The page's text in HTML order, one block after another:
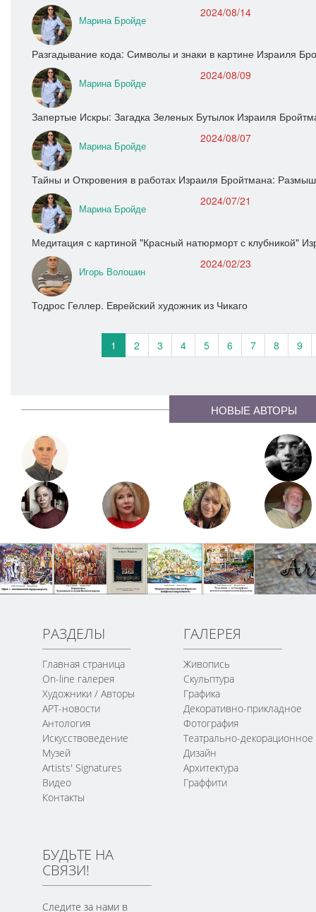
Марина Бройде
2024/08/14
Разгадывание кода: Символы и знаки в картине Израиля
Марина Бройде
2024/08/09
Запертые Искры: Загадка Зеленых Бутылок Израиля
Марина Бройде
2024/08/07
Тайны и Откровения в работах Израиля Бройтмана:
Марина Бройде
2024/07/21
Медитация с картиной "Красный натюрморт с клубникой"
Игорь Волошин
2024/02/23
Тодрос Геллер. Еврейский художник из Чикаго
1 2 3 4 5 6 7 8 9
НОВЫЕ АВТОРЫ
РАЗДЕЛЫ
Главная страница
On-line галерея
Художники / Авторы
АРТ-новости
Антология
Искусствоведение
Музей
Artists' Signatures
Видео
Контакты
ГАЛЕРЕЯ
Живопись
Скульптура
Графика
Декоративно-прикладное
Фотография
Театрально-декорационное
Дизайн
Архитектура
Граффити
БУДЬТЕ НА
СВЯЗИ!
Следите за нами в